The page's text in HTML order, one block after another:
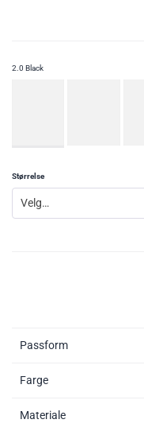
2.0 Black
Størrelse
Velg…
Passform
Farge
Materiale